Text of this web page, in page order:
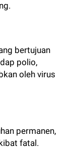
bertujuan
polio,
oleh virus
permanen,
fatal.